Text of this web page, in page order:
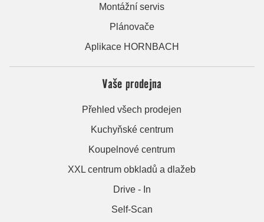
Montážní servis
Plánovače
Aplikace HORNBACH
Vaše prodejna
Přehled všech prodejen
Kuchyňské centrum
Koupelnové centrum
XXL centrum obkladů a dlažeb
Drive - In
Self-Scan